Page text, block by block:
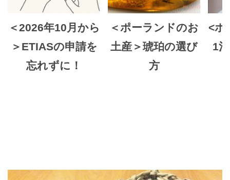
＜2026年10月から
＞ETIASの申請を
忘れずに！
＜ポーランドのお
土産＞琥珀の選び
方
<ホ
1